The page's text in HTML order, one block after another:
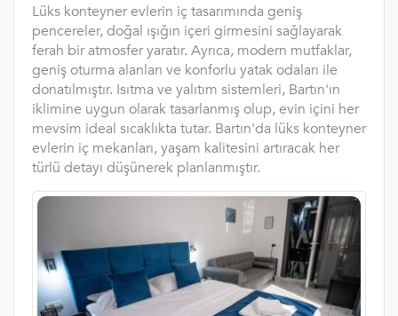
Lüks konteyner evlerin iç tasarımında geniş
pencereler, doğal ışığın içeri girmesini sağlayarak
ferah bir atmosfer yaratır. Ayrıca, modern mutfaklar,
geniş oturma alanları ve konforlu yatak odaları ile
donatılmıştır. Isıtma ve yalıtım sistemleri, Bartın'ın
iklimine uygun olarak tasarlanmış olup, evin içini her
mevsim ideal sıcaklıkta tutar. Bartın'da lüks konteyner
evlerin iç mekanları, yaşam kalitesini artıracak her
türlü detayı düşünerek planlanmıştır.